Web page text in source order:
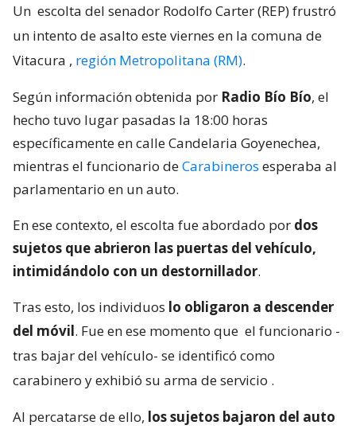
Un escolta del senador Rodolfo Carter (REP) frustró
un intento de asalto este viernes en la comuna de
Vitacura , región Metropolitana (RM).
Según información obtenida por Radio Bío Bío, el
hecho tuvo lugar pasadas la 18:00 horas
específicamente en calle Candelaria Goyenechea,
mientras el funcionario deCarabineros esperaba al
parlamentario en un auto.
En ese contexto, el escolta fue abordado por dos
sujetos que abrieron las puertas del vehículo,
intimidándolo con un destornillador.
Tras esto, los individuos lo obligaron a descender
del móvil. Fue en ese momento que el funcionario -
tras bajar del vehículo- se identificó como
carabinero y exhibió su arma de servicio .
Al percatarse de ello, los sujetos bajaron del auto